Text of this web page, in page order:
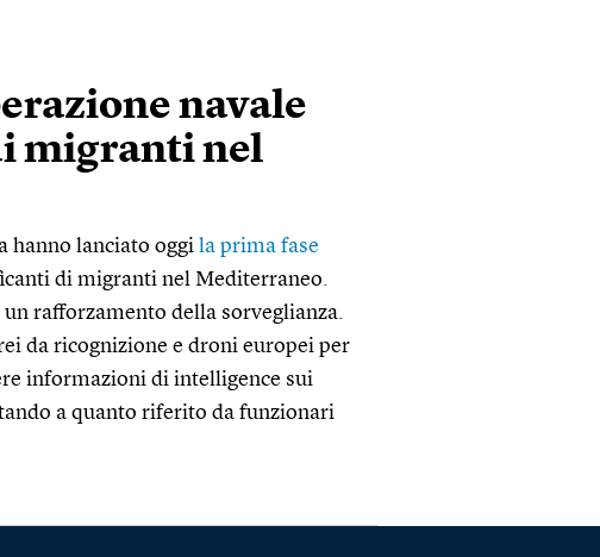
navale
migranti nel
hanno lanciato oggi la prima fase
di migranti nel Mediterraneo.
rafforzamento della sorveglianza.
da ricognizione e droni europei per
informazioni di intelligence sui
a quanto riferito da funzionari